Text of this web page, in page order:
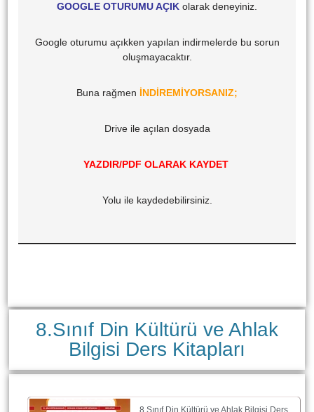
GOOGLE OTURUMU AÇIK olarak deneyiniz.
Google oturumu açıkken yapılan indirmelerde bu sorun
oluşmayacaktır.
Buna rağmen İNDİREMİYORSANIZ;
Drive ile açılan dosyada
YAZDIR/PDF OLARAK KAYDET
Yolu ile kaydedebilirsiniz.
8.Sınıf Din Kültürü ve Ahlak
Bilgisi Ders Kitapları
8.Sınıf Din Kültürü ve Ahlak Bilgisi Ders